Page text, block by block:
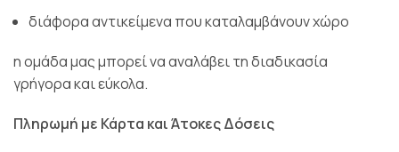
διάφορα αντικείμενα που καταλαμβάνουν χώρο
η ομάδα μας μπορεί να αναλάβει τη διαδικασία
γρήγορα και εύκολα.
Πληρωμή με Κάρτα και Άτοκες Δόσεις